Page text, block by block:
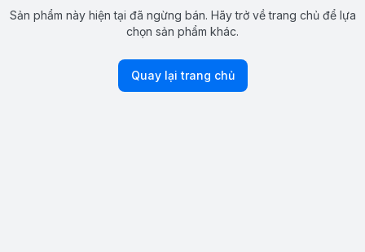
Sản phẩm này hiện tại đã ngừng bán. Hãy trở về trang chủ để lựa
chọn sản phẩm khác.
Quay lại trang chủ